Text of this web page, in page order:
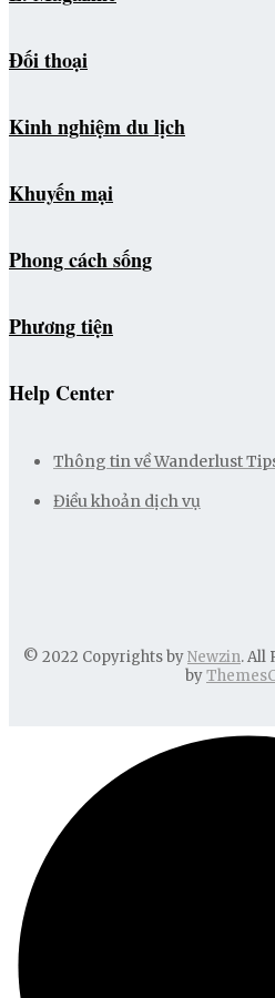
Đối thoại
Kinh nghiệm du lịch
Khuyến mại
Phong cách sống
Phương tiện
Help Center
Thông tin về Wanderlust
Điều khoản dịch vụ
© 2022 Copyrights byNewzin. All
by